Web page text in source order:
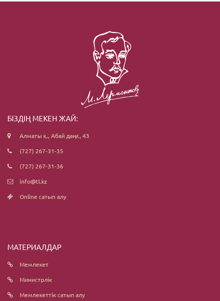
БІЗДІҢ МЕКЕН ЖАЙ:
Алматы қ., Абай даңғ., 43
(727) 267-31-35
(727) 267-31-36
info@tl.kz
Online сатып алу
МАТЕРИАЛДАР
Мемлекет
Министрлік
Мемлекеттік сатып алу